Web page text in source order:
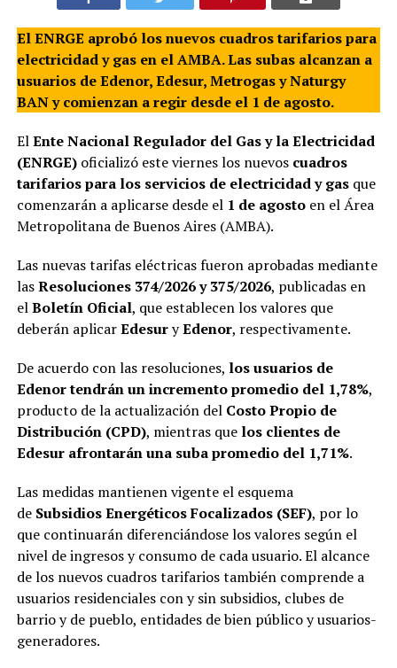
El ENRGE aprobó los nuevos cuadros tarifarios para
electricidad y gas en el AMBA. Las subas alcanzan a
usuarios de Edenor, Edesur, Metrogas y Naturgy
BAN y comienzan a regir desde el 1 de agosto.
ElEnte Nacional Regulador del Gas y la Electricidad
(ENRGE)oficializó este viernes los nuevos cuadros
tarifarios para los servicios de electricidad y gasque
comenzarán a aplicarse desde el 1 de agostoen el Área
Metropolitana de Buenos Aires (AMBA).
Las nuevas tarifas eléctricas fueron aprobadas mediante
lasResoluciones 374/2026 y 375/2026, publicadas en
elBoletín Oficial, que establecen los valores que
deberán aplicarEdesuryEdenor, respectivamente.
De acuerdo con las resoluciones, los usuarios de
Edenor tendrán un incremento promedio del 1,78%,
producto de la actualización del Costo Propio de
Distribución (CPD), mientras que los clientes de
Edesur afrontarán una suba promedio del 1,71%.
Las medidas mantienen vigente el esquema
de Subsidios Energéticos Focalizados (SEF), por lo
que continuarán diferenciándose los valores según el
nivel de ingresos y consumo de cada usuario. El alcance
de los nuevos cuadros tarifarios también comprende a
usuarios residenciales con y sin subsidios, clubes de
barrio y de pueblo, entidades de bien público y usuarios-
generadores.